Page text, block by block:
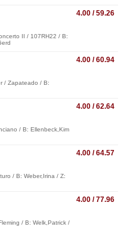
4.00 / 59.26
II / 107RH22 / B:
4.00 / 60.94
/ Zapateado / B:
4.00 / 62.64
/ B: Ellenbeck,Kim
4.00 / 64.57
/ B: Weber,Irina / Z:
4.00 / 77.96
/ B: Welk,Patrick /